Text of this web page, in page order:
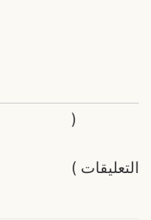
التعليقات
(
)